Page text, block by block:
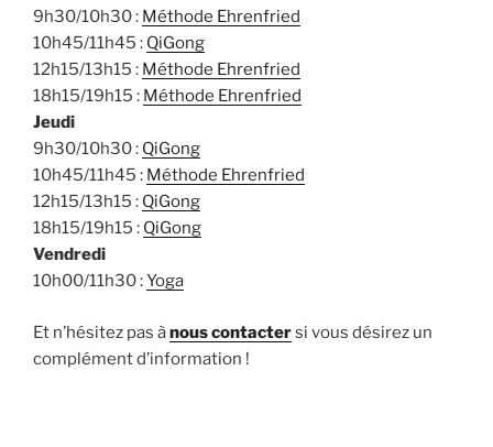
9h30/10h30 : Méthode Ehrenfried
10h45/11h45 : QiGong
12h15/13h15 : Méthode Ehrenfried
18h15/19h15 : Méthode Ehrenfried
Jeudi
9h30/10h30 : QiGong
10h45/11h45 : Méthode Ehrenfried
12h15/13h15 : QiGong
18h15/19h15 : QiGong
Vendredi
10h00/11h30 :Yoga
Et n’hésitez pas ànous contactersi vous désirez un
complément d’information !